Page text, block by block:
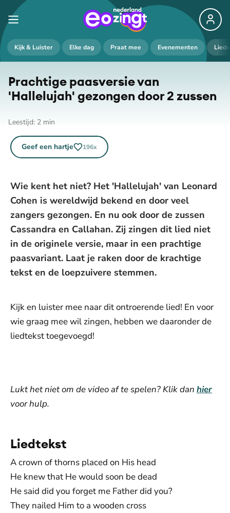
Kijk & Luister Elke dag Praat mee Evenementen
Prachtige paasversie van
'Hallelujah' gezongen door 2 zussen
Leestijd: 2 min
Geef een hartje 196x
Wie kent het niet? Het 'Hallelujah' van Leonard
Cohen is wereldwijd bekend en door veel
zangers gezongen. En nu ook door de zussen
Cassandra en Callahan. Zij zingen dit lied niet
in de originele versie, maar in een prachtige
paasvariant. Laat je raken door de krachtige
tekst en de loepzuivere stemmen.
Kijk en luister mee naar dit ontroerende lied! En voor
wie graag mee wil zingen, hebben we daaronder de
liedtekst toegevoegd!
De weergave van deze video vereist jouw
Lukt het niet om de video af te spelen? Klik dan hier
voor hulp.
Liedtekst
A crown of thorns placed on His head
He knew that He would soon be dead
He said did you forget me Father did you?
They nailed Him to a wooden cross